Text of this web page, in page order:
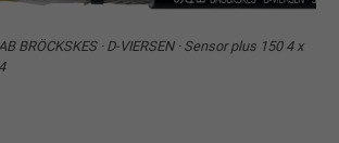
BRÖCKSKES · D-VIERSEN · Sensor plus 150 4 x